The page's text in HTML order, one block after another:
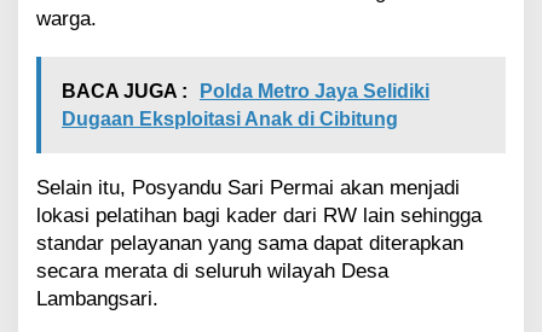
warga.
BACA JUGA :
Polda Metro Jaya Selidiki
Dugaan Eksploitasi Anak di Cibitung
Selain itu, Posyandu Sari Permai akan menjadi
lokasi pelatihan bagi kader dari RW lain sehingga
standar pelayanan yang sama dapat diterapkan
secara merata di seluruh wilayah Desa
Lambangsari.